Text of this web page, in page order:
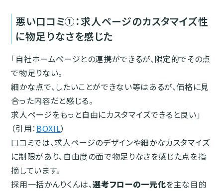
悪い口コミ①：求人ページのカスタマイズ性
に物足りなさを感じた
「自社ホームページとの連携ができるが、限定的でその点
で物足りない。
細かな点で、したいことができない等はあるが、価格に見
合った内容だと感じる。
求人ページをもっと自由にカスタマイズできると良い」
（引用：BOXIL）
口コミでは、求人ページのデザインや細かなカスタマイズ
に制限があり、自由度の面で物足りなさを感じた点を指
摘しています。
採用一括かんりくんは、選考フローの一元化を主な目的